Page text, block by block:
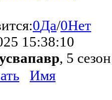
0Да/0Нет
15:38:10
, 5
Имя